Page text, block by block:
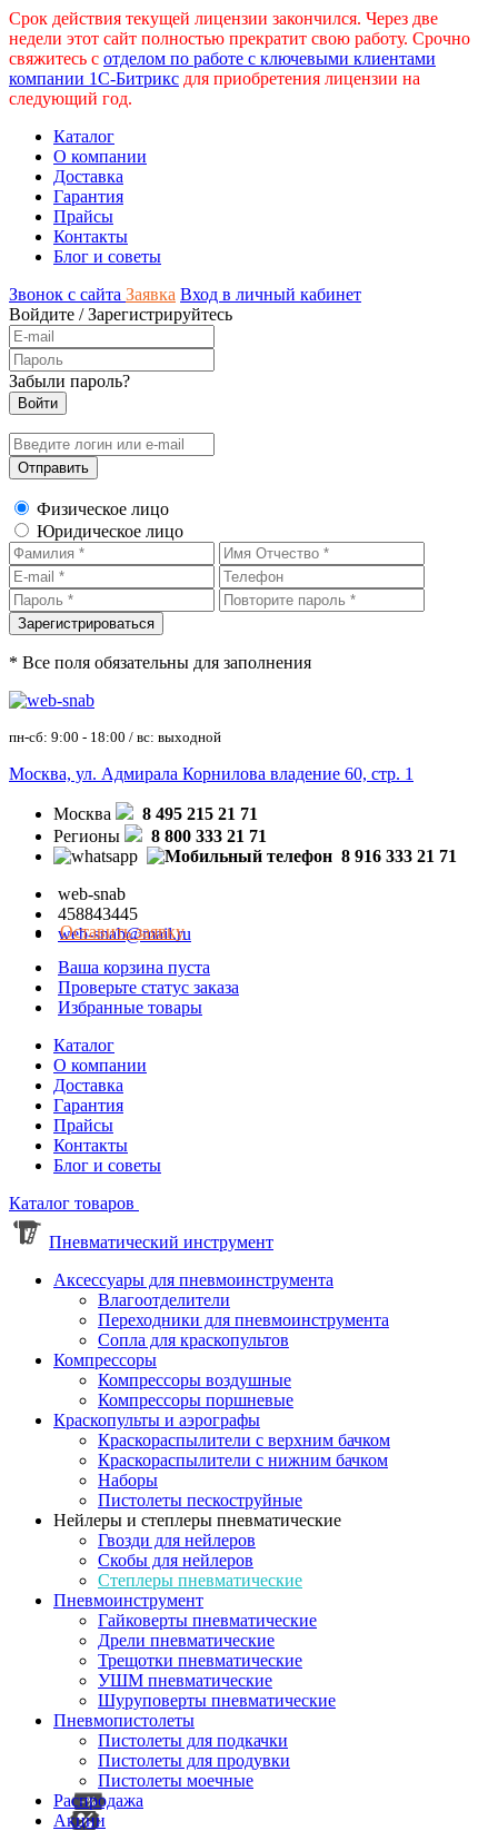
Срок действия текущей лицензии закончился. Через две
недели этот сайт полностью прекратит свою работу. Срочно
свяжитесь с отделом по работе с ключевыми клиентами
компании 1С-Битрикс для приобретения лицензии на
следующий год.
Каталог
О компании
Доставка
Гарантия
Прайсы
Контакты
Блог и советы
Звонок с сайта Заявка Вход в личный кабинет
Войдите /Зарегистрируйтесь
Забыли пароль?
Физическое лицо
Юридическое лицо
* Все поля обязательны для заполнения
пн-сб: 9:00 - 18:00 / вс: выходной
Москва, ул. Адмирала Корнилова владение 60, стр. 1
Москва
8 495 215 21 71
Регионы
8 800 333 21 71
8 916 333 21 71
web-snab
458843445
web-snab@mail.ru
Оставить заявку
Ваша корзина пуста
Проверьте статус заказа
Избранные товары
Каталог
О компании
Доставка
Гарантия
Прайсы
Контакты
Блог и советы
Каталог товаров
Пневматический инструмент
Аксессуары для пневмоинструмента
Влагоотделители
Переходники для пневмоинструмента
Сопла для краскопультов
Компрессоры
Компрессоры воздушные
Компрессоры поршневые
Краскопульты и аэрографы
Краскораспылители с верхним бачком
Краскораспылители с нижним бачком
Наборы
Пистолеты пескоструйные
Нейлеры и степлеры пневматические
Гвозди для нейлеров
Скобы для нейлеров
Степлеры пневматические
Пневмоинструмент
Гайковерты пневматические
Дрели пневматические
Трещотки пневматические
УШМ пневматические
Шуруповерты пневматические
Пневмопистолеты
Пистолеты для подкачки
Пистолеты для продувки
Пистолеты моечные
Распродажа
Акции